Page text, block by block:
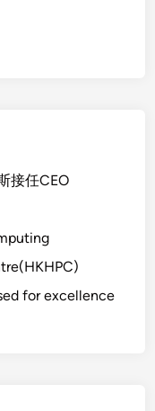
接任CEO
for excellence